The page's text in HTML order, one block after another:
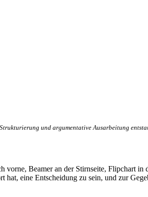
und argumentative Ausarbeitung
Beamer an der Stirnseite, Flipchart
hat, eine Entscheidung zu sein, und zur